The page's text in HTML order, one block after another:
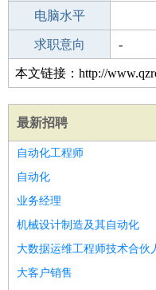
微信号码
电脑水平
外语水平
求职意向 -
本文链接：http://
最新招聘
自动化工程师
自动化
业务经理
机械设计制造及其自动化
大数据运维工程师技术合伙
大客户销售